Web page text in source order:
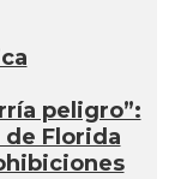
peligro”:
de Florida